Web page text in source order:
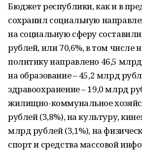
Бюджет республики, как и в
сохранил социальную
на социальную сферу
рублей, или 70,6%, в том числе
политику направлено 46,5
на образование – 45,2 млрд
здравоохранение – 19,0 млрд
жилищно-коммунальное
рублей (3,8%), на культуру,
млрд рублей (3,1%), на
спорт и средства массовой